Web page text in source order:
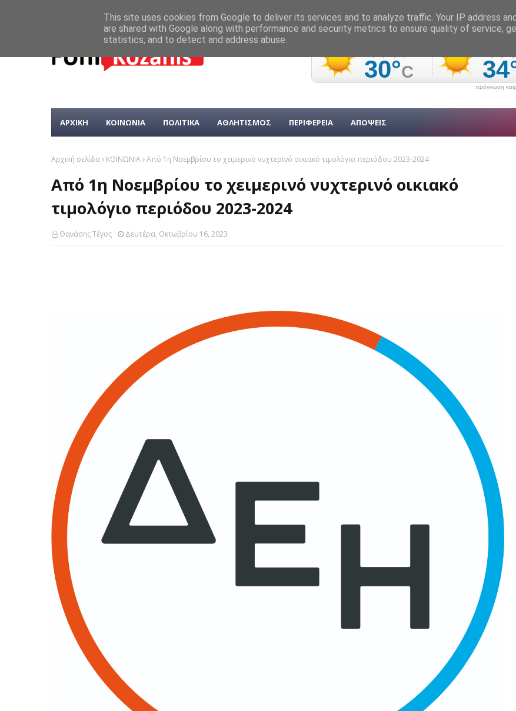
πρόγνωση
ΑΡΧΙΚΗ ΚΟΙΝΩΝΙΑ ΠΟΛΙΤΙΚΑ ΑΘΛΗΤΙΣΜΟΣ ΠΕΡΙΦΕΡΕΙΑ ΑΠΟΨΕΙΣ
Αρχική σελίδα ΚΟΙΝΩΝΙΑ Από 1η Νοεμβρίου το χειμερινό νυχτερινό οικιακό τιμολόγιο περιόδου 2023-2024
Από 1η Νοεμβρίου το χειμερινό νυχτερινό οικιακό
τιμολόγιο περιόδου 2023-2024
Θανάσης Τέγος Δευτέρα, Οκτωβρίου 16, 2023
This site uses cookies from Google to deliver its services and to analyze traffic. Your IP address
are shared with Google along with performance and security metrics to ensure quality of service,
statistics, and to detect and address abuse.